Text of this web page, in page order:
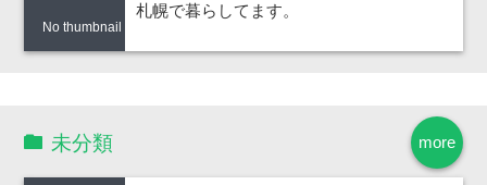
No thumbnail
札幌で暮らしてます。
more
未分類